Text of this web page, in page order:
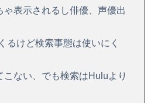
ゃ表示されるし俳優、声優出
るけど検索事態は使いにく
こない、でも検索はHuluより